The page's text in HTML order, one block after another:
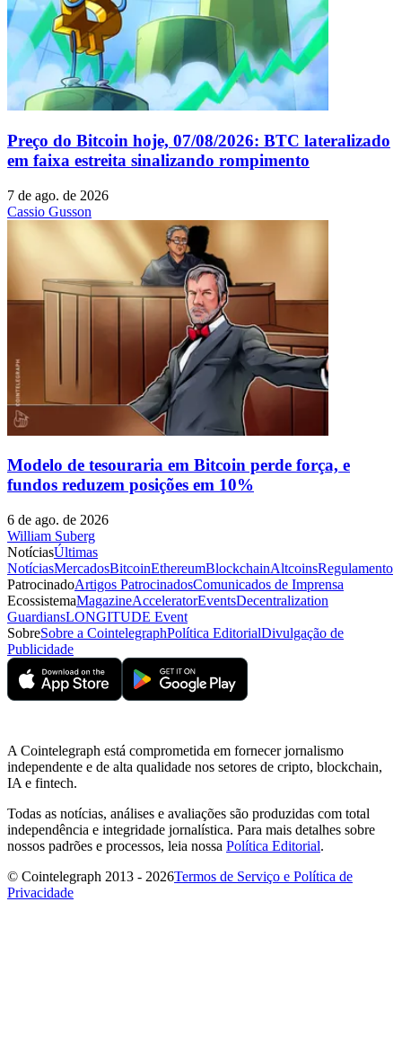
Preço do Bitcoin hoje, 07/08/2026: BTC lateralizado
em faixa estreita sinalizando rompimento
7 de ago. de 2026
Cassio Gusson
Modelo de tesouraria em Bitcoin perde força, e
fundos reduzem posições em 10%
6 de ago. de 2026
William Suberg
NotíciasÚltimas
NotíciasMercadosBitcoinEthereumBlockchainAltcoinsRegulamento
PatrocinadoArtigos PatrocinadosComunicados de Imprensa
EcossistemaMagazineAcceleratorEventsDecentralization
GuardiansLONGITUDE Event
SobreSobre a CointelegraphPolítica EditorialDivulgação de
Publicidade
A Cointelegraph está comprometida em fornecer jornalismo
independente e de alta qualidade nos setores de cripto, blockchain,
IA e fintech.
Todas as notícias, análises e avaliações são produzidas com total
independência e integridade jornalística. Para mais detalhes sobre
nossos padrões e processos, leia nossa Política Editorial.
© Cointelegraph 2013 - 2026Termos de Serviço e Política de
Privacidade